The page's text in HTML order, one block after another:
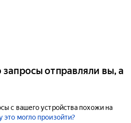
отправляли вы, а
с вашего устройства похожи на
это могло произойти?